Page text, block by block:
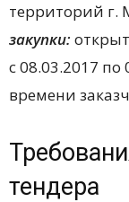
территорий г.
закупки:
с 08.03.2017 по
времени
тендера